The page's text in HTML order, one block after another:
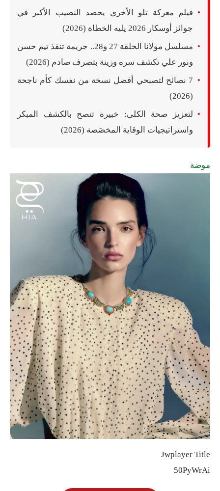
فيلم معركة تلو الأخرى يحصد النصيب الأكبر في
جوائز أوسكار 2026 يليه الخطاة (2026)
مسلسل مولانا الحلقة 27 و28.. جريمة تنقذ تيم حسن
ونور علي تكشف سره وزينة بتصرف صادم (2026)
7 نصائح لتصبحي أفضل نسخة من نفسك كأم ناجحة
(2026)
لتعزيز صحة الكلى: خبيرة تنصح بالكشف المبكر
واستراتيجيات الوقاية المخصَصة (2026)
موضة
Jwplayer Title
50PyWrAi